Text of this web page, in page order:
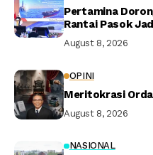
Pertamina
Rantai Pasok
August 8, 2026
OPINI
Meritokrasi
August 8, 2026
NASIONAL